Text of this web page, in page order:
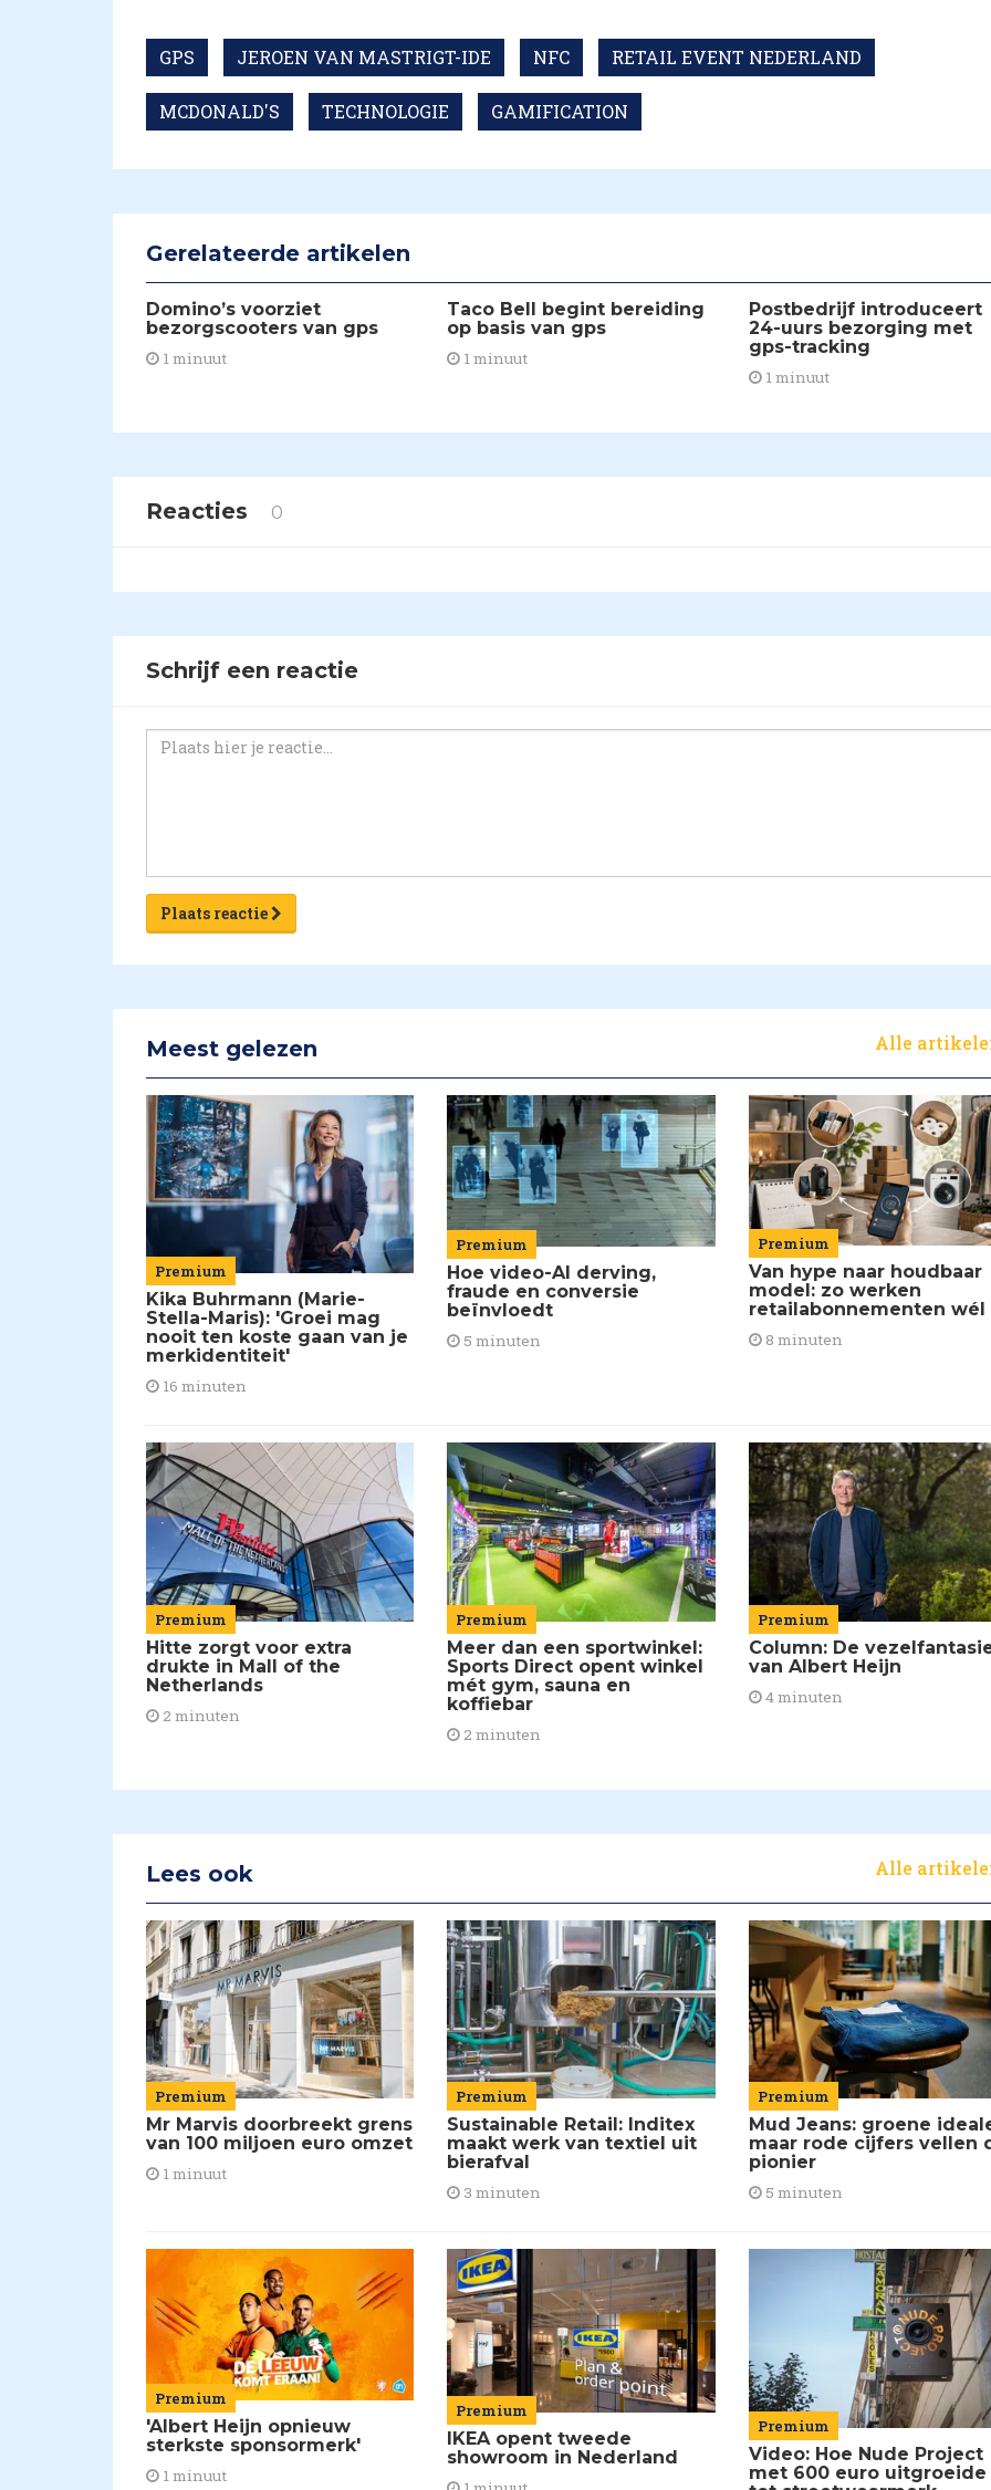
GPS JEROEN VAN MASTRIGT-IDE NFC RETAIL EVENT NEDERLAND
MCDONALD'S TECHNOLOGIE GAMIFICATION
Gerelateerde artikelen
Domino’s voorziet
bezorgscooters van gps
1 minuut
Taco Bell begint bereiding
op basis van gps
1 minuut
Postbedrijf introduceert
24-uurs bezorging met
gps-tracking
1 minuut
Reacties 0
Schrijf een reactie
Plaats reactie
Meest gelezen Alle
Premium
Kika Buhrmann (Marie-
Stella-Maris): 'Groei mag
nooit ten koste gaan van je
merkidentiteit'
16 minuten
Premium
Hoe video-AI derving,
fraude en conversie
beïnvloedt
5 minuten
Premium
Van hype naar houdbaar
model: zo werken
retailabonnementen wél
8 minuten
Premium
Hitte zorgt voor extra
drukte in Mall of the
Netherlands
2 minuten
Premium
Meer dan een sportwinkel:
Sports Direct opent winkel
mét gym, sauna en
koffiebar
2 minuten
Premium
Column: De
van Albert Heijn
4 minuten
Lees ook Alle
Premium
Mr Marvis doorbreekt grens
van 100 miljoen euro omzet
1 minuut
Premium
Sustainable Retail: Inditex
maakt werk van textiel uit
bierafval
3 minuten
Premium
Mud Jeans: groene
maar rode cijfers vellen
pionier
5 minuten
Premium
'Albert Heijn opnieuw
sterkste sponsormerk'
1 minuut
Premium
IKEA opent tweede
showroom in Nederland
Premium
Video: Hoe Nude Project
met 600 euro uitgroeide